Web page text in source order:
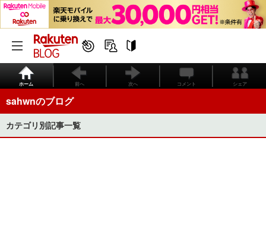
ホーム 前へ 次へ コメント シェア
sahwnのブログ
カテゴリ別記事一覧